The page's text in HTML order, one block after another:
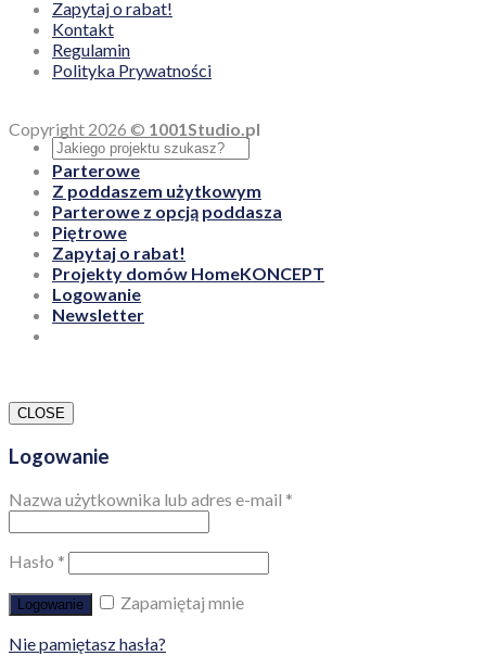
Zapytaj o rabat!
Kontakt
Regulamin
Polityka Prywatności
Copyright 2026 © 1001Studio.pl
Parterowe
Z poddaszem użytkowym
Parterowe z opcją poddasza
Piętrowe
Zapytaj o rabat!
Projekty domów HomeKONCEPT
Logowanie
Newsletter
CLOSE
Logowanie
Nazwa użytkownika lub adres e-mail *
Hasło *
Logowanie
Zapamiętaj mnie
Nie pamiętasz hasła?